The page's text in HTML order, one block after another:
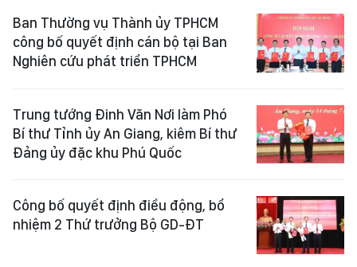
Ban Thường vụ Thành ủy TPHCM
công bố quyết định cán bộ tại Ban
Nghiên cứu phát triển TPHCM
Trung tướng Đinh Văn Nơi làm Phó
Bí thư Tỉnh ủy An Giang, kiêm Bí thư
Đảng ủy đặc khu Phú Quốc
Công bố quyết định điều động, bổ
nhiệm 2 Thứ trưởng Bộ GD-ĐT